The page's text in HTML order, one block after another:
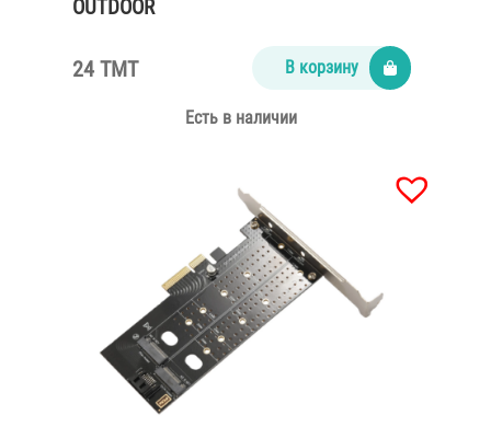
OUTDOOR
24 TMT В корзину
Есть в наличии